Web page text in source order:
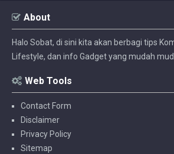
About
Halo Sobat, di sini kita akan berbagi tips
Lifestyle, dan info Gadget yang mudah
Web Tools
Contact Form
Disclaimer
Privacy Policy
Sitemap